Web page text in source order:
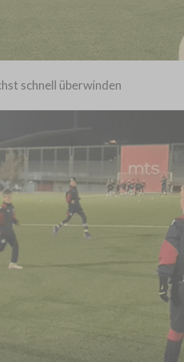
schnell überwinden